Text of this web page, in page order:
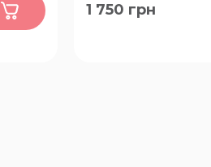
52, 54, 56, 58, 60, 62,
1 750 грн